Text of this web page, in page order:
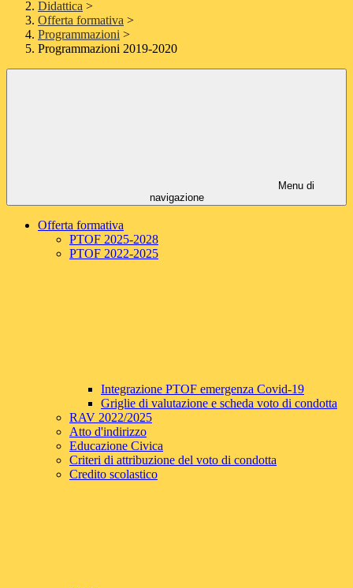
Didattica >
Offerta formativa >
Programmazioni >
Programmazioni 2019-2020
Menu di
navigazione
Offerta formativa
PTOF 2025-2028
PTOF 2022-2025
Integrazione PTOF emergenza Covid-19
Griglie di valutazione e scheda voto di condotta
RAV 2022/2025
Atto d'indirizzo
Educazione Civica
Criteri di attribuzione del voto di condotta
Credito scolastico